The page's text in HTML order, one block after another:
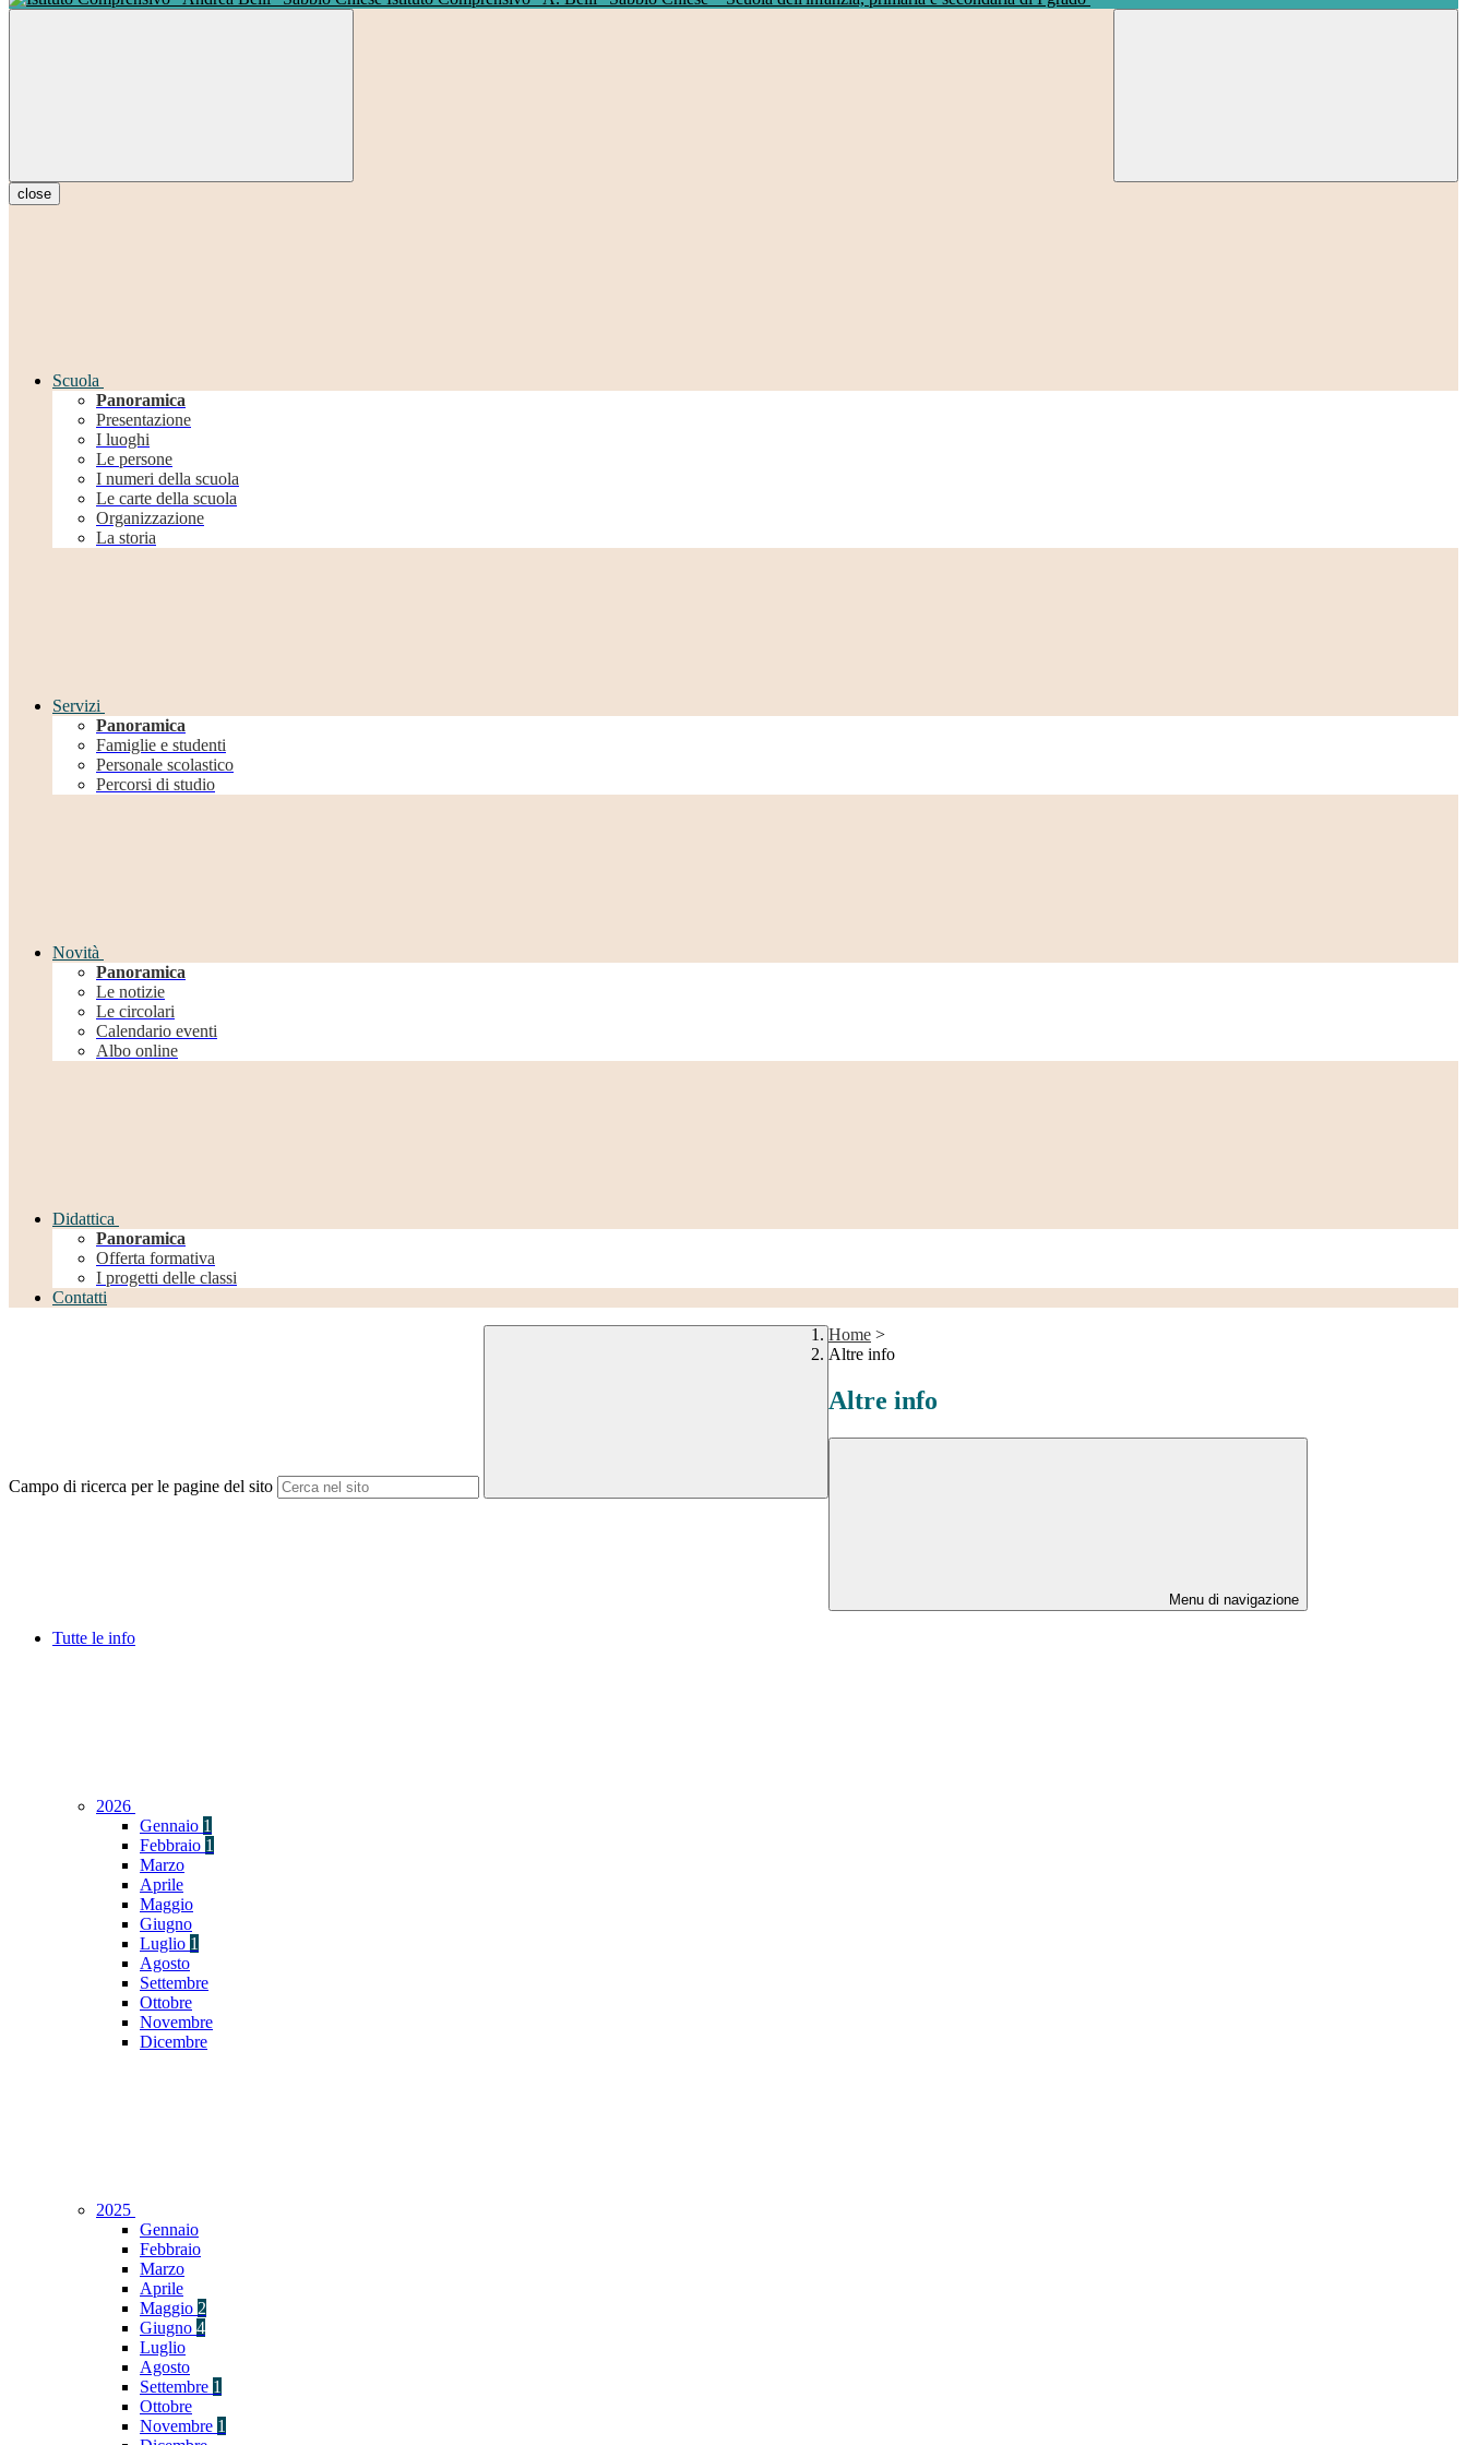
close
Scuola
Panoramica
Presentazione
I luoghi
Le persone
I numeri della scuola
Le carte della scuola
Organizzazione
La storia
Servizi
Panoramica
Famiglie e studenti
Personale scolastico
Percorsi di studio
Novità
Panoramica
Le notizie
Le circolari
Calendario eventi
Albo online
Didattica
Panoramica
Offerta formativa
I progetti delle classi
Contatti
Campo di ricerca per le pagine del sito
Home >
Altre info
Altre info
Menu di navigazione
Tutte le info
2026
Gennaio 1
Febbraio 1
Marzo
Aprile
Maggio
Giugno
Luglio 1
Agosto
Settembre
Ottobre
Novembre
Dicembre
2025
Gennaio
Febbraio
Marzo
Aprile
Maggio 2
Giugno 4
Luglio
Agosto
Settembre 1
Ottobre
Novembre 1